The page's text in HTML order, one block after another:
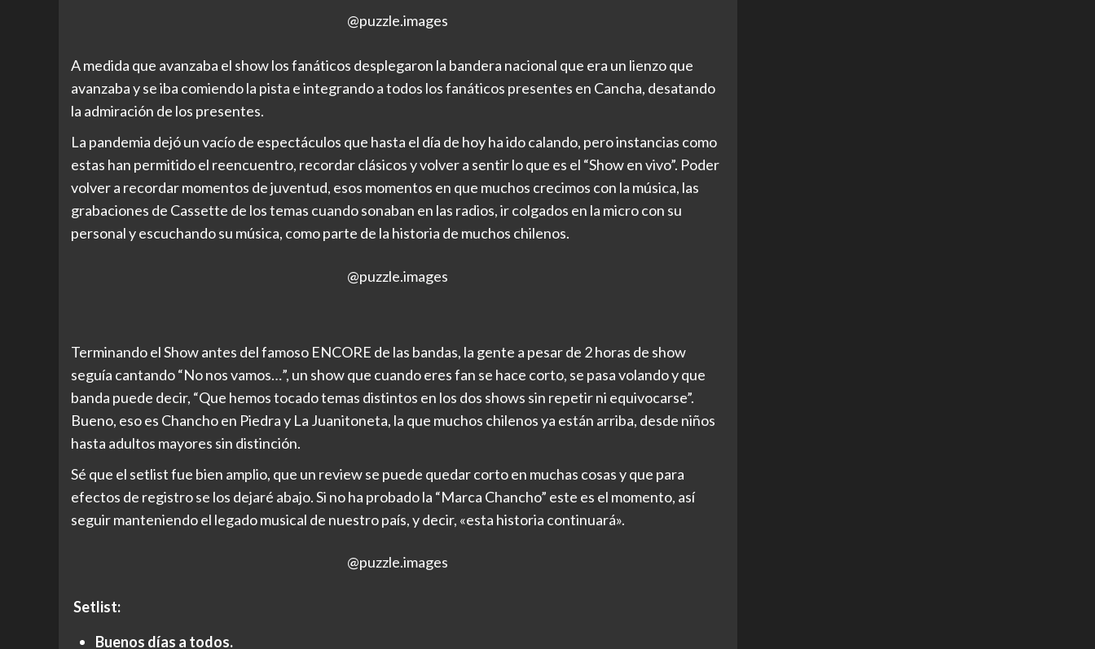
@puzzle.images
A medida que avanzaba el show los fanáticos desplegaron la bandera nacional que era un lienzo que
avanzaba y se iba comiendo la pista e integrando a todos los fanáticos presentes en Cancha, desatando
la admiración de los presentes.
La pandemia dejó un vacío de espectáculos que hasta el día de hoy ha ido calando, pero instancias como
estas han permitido el reencuentro, recordar clásicos y volver a sentir lo que es el “Show en vivo”. Poder
volver a recordar momentos de juventud, esos momentos en que muchos crecimos con la música, las
grabaciones de Cassette de los temas cuando sonaban en las radios, ir colgados en la micro con su
personal y escuchando su música, como parte de la historia de muchos chilenos.
@puzzle.images
Terminando el Show antes del famoso ENCORE de las bandas, la gente a pesar de 2 horas de show
seguía cantando “No nos vamos…”, un show que cuando eres fan se hace corto, se pasa volando y que
banda puede decir, “Que hemos tocado temas distintos en los dos shows sin repetir ni equivocarse”.
Bueno, eso es Chancho en Piedra y La Juanitoneta, la que muchos chilenos ya están arriba, desde niños
hasta adultos mayores sin distinción.
Sé que el setlist fue bien amplio, que un review se puede quedar corto en muchas cosas y que para
efectos de registro se los dejaré abajo. Si no ha probado la “Marca Chancho” este es el momento, así
seguir manteniendo el legado musical de nuestro país, y decir, «esta historia continuará».
@puzzle.images
Setlist:
Buenos días a todos.